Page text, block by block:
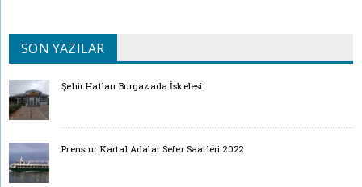
SON YAZILAR
Şehir Hatları Burgazada İskelesi
Prenstur Kartal Adalar Sefer Saatleri 2022